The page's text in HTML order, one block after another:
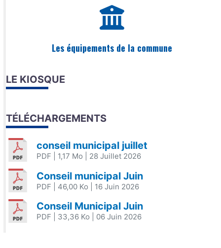
Les équipements de la commune
LE KIOSQUE
TÉLÉCHARGEMENTS
conseil municipal juillet
PDF | 1,17 Mo | 28 Juillet 2026
Conseil municipal Juin
PDF | 46,00 Ko | 16 Juin 2026
Conseil Municipal Juin
PDF | 33,36 Ko | 06 Juin 2026